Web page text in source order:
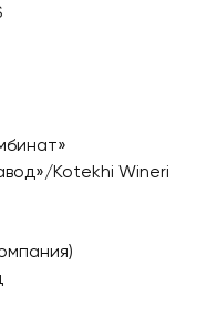
Kotekhi Wineri